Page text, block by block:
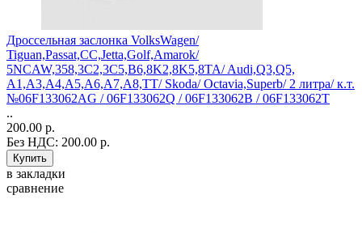
Дроссельная заслонка VolksWagen/
Tiguan,Passat,СС,Jetta,Golf,Amarok/
5NCAW,358,3C2,3С5,B6,8K2,8K5,8TA/ Audi,Q3,Q5,
A1,A3,A4,A5,A6,A7,A8,TT/ Skoda/ Octavia,Superb/ 2 литра/ к.т.
№06F133062AG / 06F133062Q / 06F133062B / 06F133062T
..
200.00 р.
Без НДС: 200.00 р.
в закладки
сравнение